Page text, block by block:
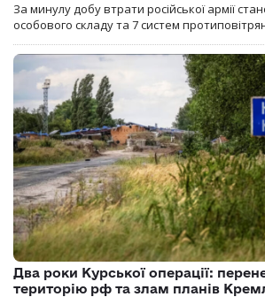
За минулу добу втрати російської армії
особового складу та 7 систем
Два роки Курської операції:
територію рф та злам планів